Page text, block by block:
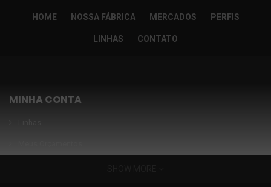
HOME NOSSA FÁBRICA MERCADOS PERFIS
LINHAS CONTATO
MINHA CONTA